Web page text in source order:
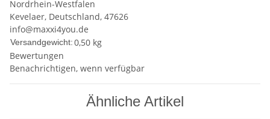
Nordrhein-Westfalen
Kevelaer, Deutschland, 47626
info@maxxi4you.de
Versandgewicht:0,50 kg
Bewertungen
Benachrichtigen, wenn verfügbar
Ähnliche Artikel